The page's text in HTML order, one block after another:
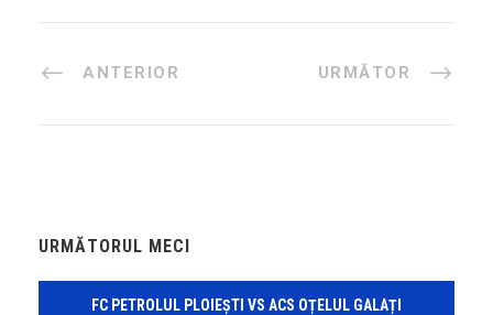
ANTERIOR URMĂTOR
URMĂTORUL MECI
FC PETROLUL PLOIEȘTI VS ACS OȚELUL GALAȚI